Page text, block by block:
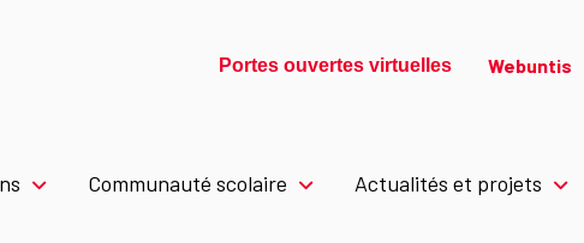
Portes ouvertes virtuelles Webuntis
Communauté scolaire Actualités et projets